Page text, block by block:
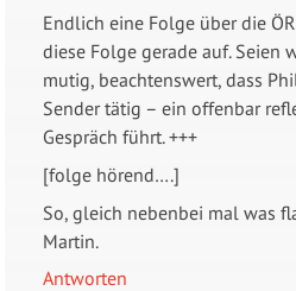
Endlich eine Folge über die
diese Folge gerade auf. Seien
mutig, beachtenswert, dass
Sender tätig – ein offenbar
Gespräch führt. +++
[folge hörend….]
So, gleich nebenbei mal was
Martin.
Antworten